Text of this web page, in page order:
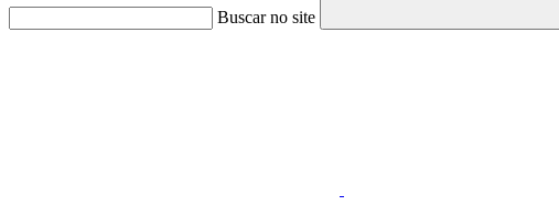
Buscar no site
Buscar